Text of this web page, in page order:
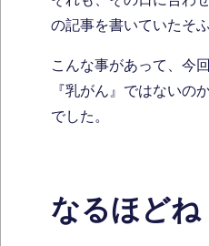
の記事を書いていたそふ
こんな事があって、今
『乳がん』ではないの
でした。
なるほどね